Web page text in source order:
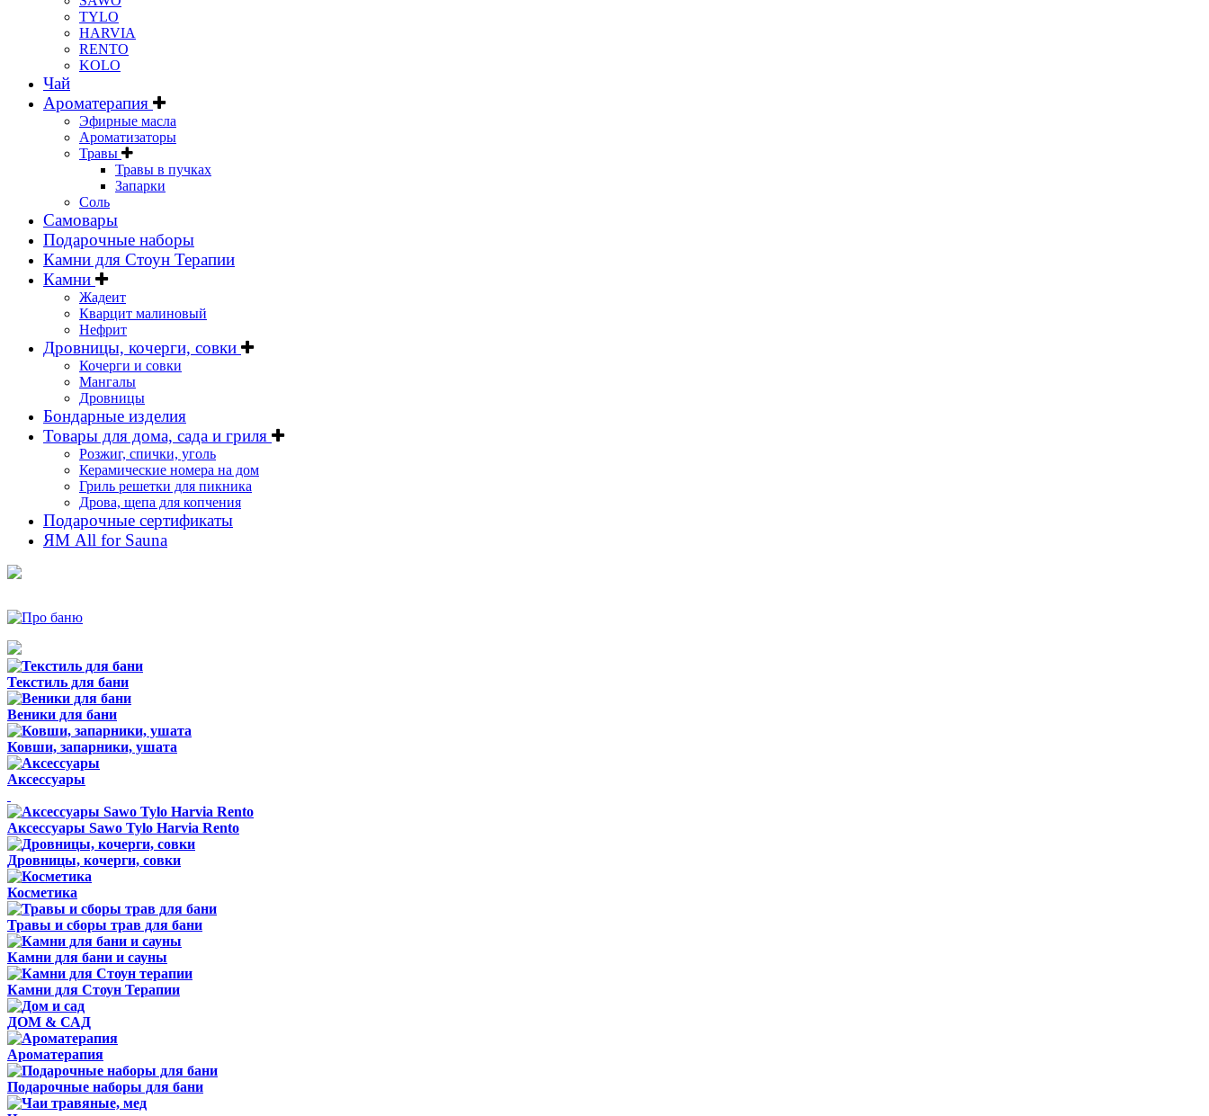
TYLO
HARVIA
RENTO
KOLO
Чай
Ароматерапия
Эфирные масла
Ароматизаторы
Травы
Травы в пучках
Запарки
Соль
Самовары
Подарочные наборы
Камни для Стоун Терапии
Камни
Жадеит
Кварцит малиновый
Нефрит
Дровницы, кочерги, совки
Кочерги и совки
Мангалы
Дровницы
Бондарные изделия
Товары для дома, сада и гриля
Розжиг, спички, уголь
Керамические номера на дом
Гриль решетки для пикника
Дрова, щепа для копчения
Подарочные сертификаты
ЯМ All for Sauna
Текстиль для бани
Веники для бани
Ковши, запарники, ушата
Аксессуары
Аксессуары Sawo Tylo Harvia Rento
Дровницы, кочерги, совки
Косметика
Травы и сборы трав для бани
Камни для бани и сауны
Камни для Стоун Терапии
ДОМ & САД
Ароматерапия
Подарочные наборы для бани